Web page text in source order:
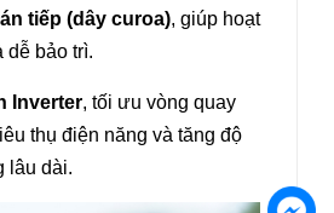
tiếp (dây curoa), giúp hoạt
dễ bảo trì.
Inverter, tối ưu vòng quay
thụ điện năng và tăng độ
lâu dài.